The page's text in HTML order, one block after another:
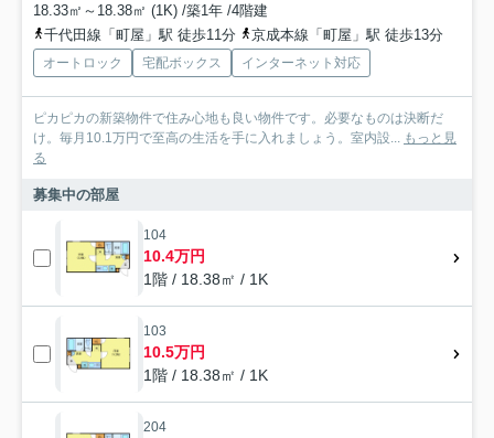
18.33㎡～18.38㎡ (1K) /築1年 /4階建
千代田線「町屋」駅 徒歩11分
京成本線「町屋」駅 徒歩13分
オートロック 宅配ボックス インターネット対応
ピカピカの新築物件で住み心地も良い物件です。必要なものは決断だ
け。毎月10.1万円で至高の生活を手に入れましょう。室内設... もっと見
る
募集中の部屋
104
10.4万円
1階 / 18.38㎡ / 1K
103
10.5万円
1階 / 18.38㎡ / 1K
204